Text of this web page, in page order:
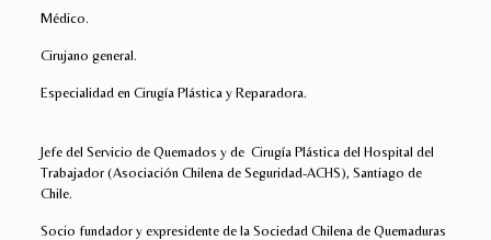
Médico.
Cirujano general.
Especialidad en Cirugía Plástica y Reparadora.
Jefe del Servicio de Quemados y de Cirugía Plástica del Hospital del
Trabajador (Asociación Chilena de Seguridad-ACHS), Santiago de
Chile.
Socio fundador y expresidente de la Sociedad Chilena de Quemaduras